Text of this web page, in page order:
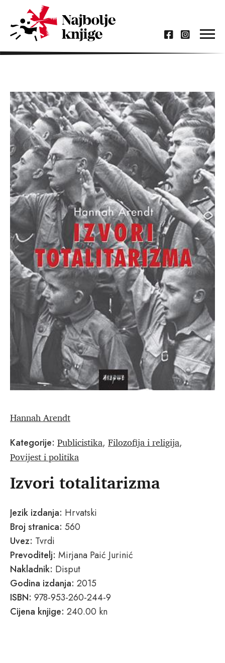
Hannah Arendt
Kategorije: Publicistika, Filozofija i religija,
Povijest i politika
Izvori totalitarizma
Jezik izdanja: Hrvatski
Broj stranica: 560
Uvez: Tvrdi
Prevoditelj: Mirjana Paić Jurinić
Nakladnik: Disput
Godina izdanja: 2015
ISBN: 978-953-260-244-9
Cijena knjige: 240.00 kn